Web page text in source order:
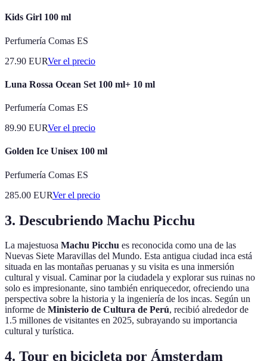
Kids Girl 100 ml
Perfumería Comas ES
27.90 EURVer el precio
Luna Rossa Ocean Set 100 ml+ 10 ml
Perfumería Comas ES
89.90 EURVer el precio
Golden Ice Unisex 100 ml
Perfumería Comas ES
285.00 EURVer el precio
3. Descubriendo Machu Picchu
La majestuosa Machu Picchu es reconocida como una de las
Nuevas Siete Maravillas del Mundo. Esta antigua ciudad inca está
situada en las montañas peruanas y su visita es una inmersión
cultural y visual. Caminar por la ciudadela y explorar sus ruinas no
solo es impresionante, sino también enriquecedor, ofreciendo una
perspectiva sobre la historia y la ingeniería de los incas. Según un
informe de Ministerio de Cultura de Perú, recibió alrededor de
1.5 millones de visitantes en 2025, subrayando su importancia
cultural y turística.
4. Tour en bicicleta por Ámsterdam